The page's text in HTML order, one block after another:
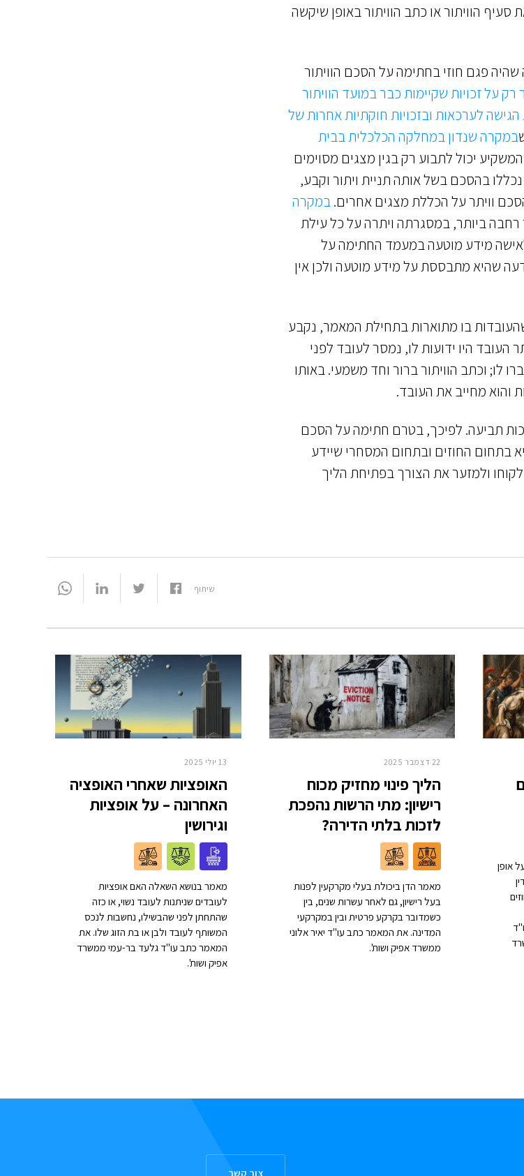
הוויתור או כתב הוויתור באופן שיקשה
פגם חוזי בחתימה על הסכם הוויתור
רק על זכויות שקיימות כבר במועד הוויתור
לערכאות ובזכויות חוקתיות אחרות של
במקרה שנדון במחלקה הכלכלית בבית
יכול לתבוע רק בגין מצגים מסוימים
בהסכם בשל אותה תניית ויתור וקבע,
וויתר על הכללת מצגים אחרים.במקרה
רחבה ביותר, במסגרתה ויתרה על כל עילת
מידע מוטעה במעמד החתימה על
שהיא מתבססת על מידע מוטעה ולכן אין
בו מתוארות בתחילת המאמר, נקבע
העובד היו ידועות לו, נמסר לעובד לפני
לו; וכתב הוויתור ברור וחד משמעי. באותו
והוא מחייב את העובד.
תביעה. לפיכך, בטרם חתימה על הסכם
בתחום החוזים ובתחום המסחרי שיידע
ולמזער את הצורך בפתיחת הליך
שיתוף
אופן
22 דצמבר 2025
הליך פינוי מחזיק מכוח
רישיון: מתי הרשות נהפכת
לזכות בלתי הדירה?
מאמר הדן ביכולת בעלי מקרקעין לפנות
בעל רישיון, גם לאחר עשרות שנים, בין
כשמדובר בקרקע פרטית ובין במקרקעי
המדינה. את המאמר כתב עו"ד יאיר אלוני
ממשרד אפיק ושות'.
13 יולי 2025
האופציות שאחרי האופציה
האחרונה – על אופציות
וגירושין
מאמר בנושא השאלה האם אופציות
לעובדים שניתנות לעובד נשוי, או כזה
שהתחתן לפני שהבשילו, נחשבות לנכס
המשותף לעובד ולבן או בת הזוג שלו. את
המאמר כתב עו"ד גלעד בר-עמי ממשרד
אפיק ושות'.
צור קשר